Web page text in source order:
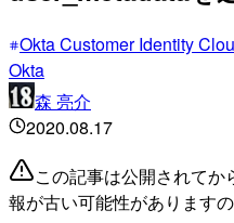
Okta Customer Identity
Okta
森 亮介
2020.08.17
この記事は公開されて
報が古い可能性があります